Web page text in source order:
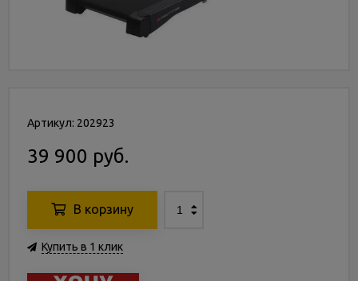
Артикул: 202923
39 900 руб.
В корзину
Купить в 1 клик